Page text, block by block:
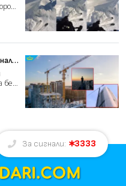
се
без
За сигнали: 3333